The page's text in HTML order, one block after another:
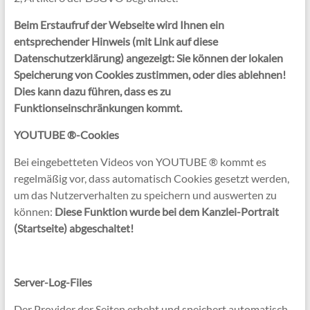
Beim Erstaufruf der Webseite wird Ihnen ein
entsprechender Hinweis (mit Link auf diese
Datenschutzerklärung) angezeigt: Sie können der lokalen
Speicherung von Cookies zustimmen, oder dies ablehnen!
Dies kann dazu führen, dass es zu
Funktionseinschränkungen kommt.
YOUTUBE ®-Cookies
Bei eingebetteten Videos von YOUTUBE ® kommt es
regelmäßig vor, dass automatisch Cookies gesetzt werden,
um das Nutzerverhalten zu speichern und auswerten zu
können: Diese Funktion wurde bei dem Kanzlei-Portrait
(Startseite) abgeschaltet!
Server-Log-Files